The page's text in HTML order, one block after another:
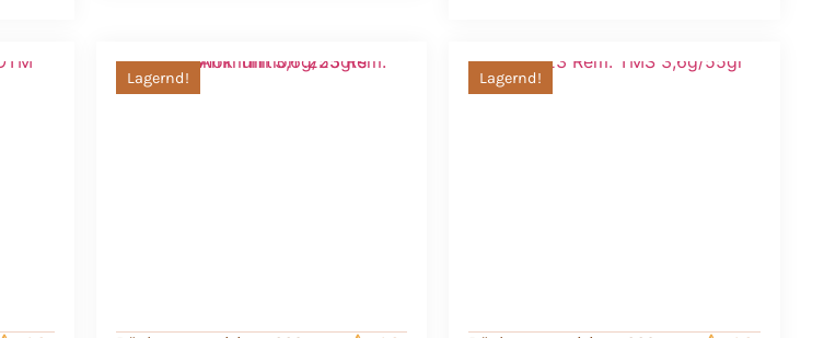
Lagernd! Lagernd!